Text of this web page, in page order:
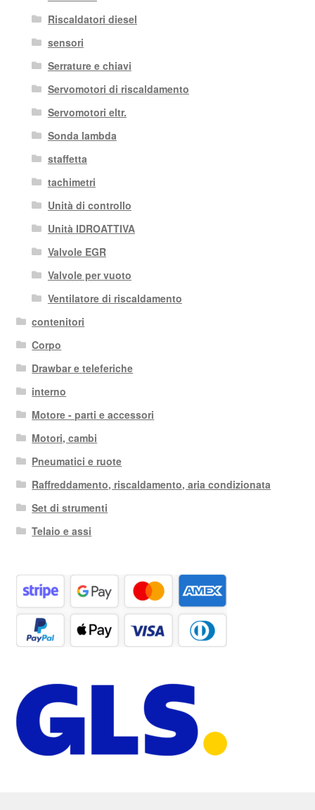
Riscaldatori diesel
sensori
Serrature e chiavi
Servomotori di riscaldamento
Servomotori eltr.
Sonda lambda
staffetta
tachimetri
Unità di controllo
Unità IDROATTIVA
Valvole EGR
Valvole per vuoto
Ventilatore di riscaldamento
contenitori
Corpo
Drawbar e teleferiche
interno
Motore - parti e accessori
Motori, cambi
Pneumatici e ruote
Raffreddamento, riscaldamento, aria condizionata
Set di strumenti
Telaio e assi